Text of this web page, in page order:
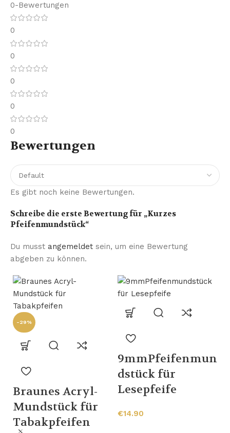
0-Bewertungen
0
0
0
0
0
Bewertungen
Es gibt noch keine Bewertungen.
Schreibe die erste Bewertung für „Kurzes
Pfeifenmundstück“
Du musst angemeldet sein, um eine Bewertung
abgeben zu können.
-29%
Braunes Acryl-
Mundstück für
Tabakpfeifen
9mmPfeifenmun
dstück für
Lesepfeife
€14.90